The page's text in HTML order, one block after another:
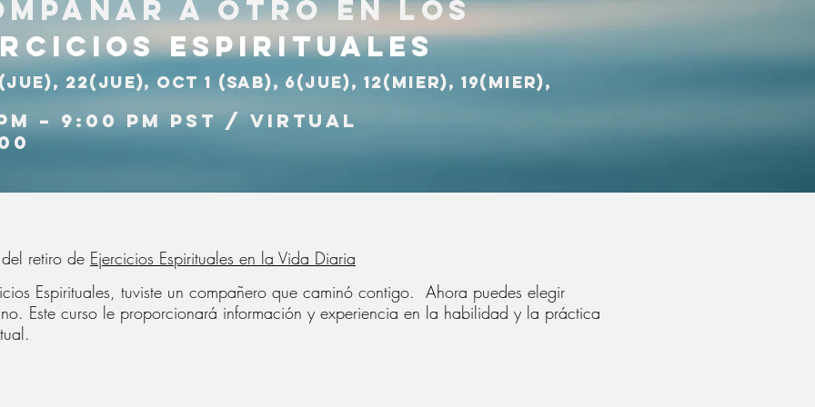
a otro en los
espirituales
(Jue), 22(jue), oct 1 (sab), 6(Jue), 12(mier), 19(mier),
– 9:00 pm PST / virtual
retiro de Ejercicios Espirituales en la Vida Diaria
Espirituales, tuviste un compañero que caminó contigo. Ahora puedes elegir
Este curso le proporcionará información y experiencia en la habilidad y la práctica